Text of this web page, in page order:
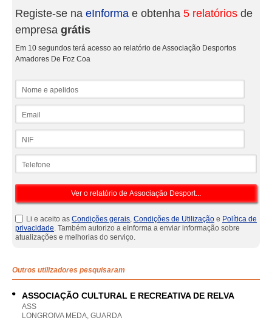
Registe-se na eInforma e obtenha 5 relatórios de
empresa grátis
Em 10 segundos terá acesso ao relatório de Associação Desportos
Amadores De Foz Coa
Li e aceito as Condições gerais, Condições de Utilização e Política de
privacidade. Também autorizo a eInforma a enviar informação sobre
atualizações e melhorias do serviço.
Outros utilizadores pesquisaram
ASSOCIAÇÃO CULTURAL E RECREATIVA DE RELVA
ASS
LONGROIVA MEDA, GUARDA